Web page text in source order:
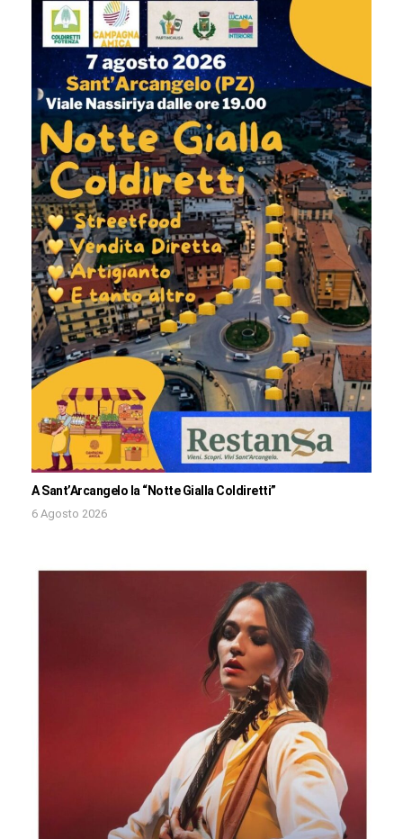
A Sant’Arcangelo la “Notte Gialla Coldiretti”
6 Agosto 2026